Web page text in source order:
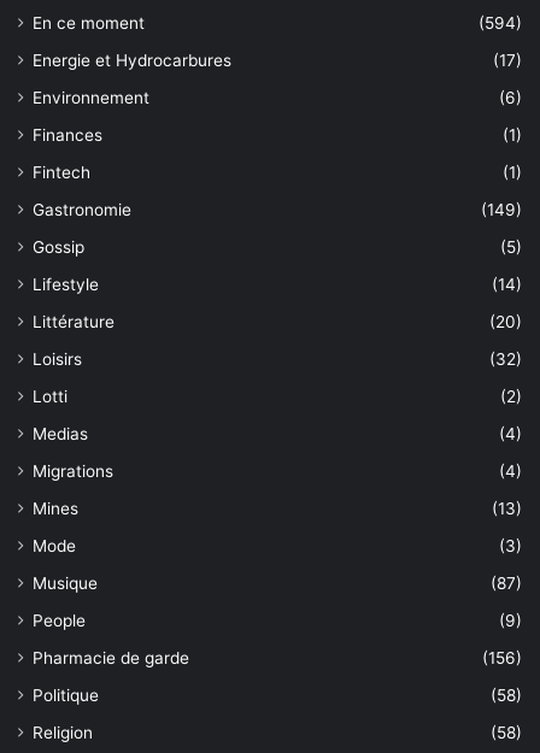
En ce moment
(594)
Energie et Hydrocarbures
(17)
Environnement
(6)
Finances
(1)
Fintech
(1)
Gastronomie
(149)
Gossip
(5)
Lifestyle
(14)
Littérature
(20)
Loisirs
(32)
Lotti
(2)
Medias
(4)
Migrations
(4)
Mines
(13)
Mode
(3)
Musique
(87)
People
(9)
Pharmacie de garde
(156)
Politique
(58)
Religion
(58)